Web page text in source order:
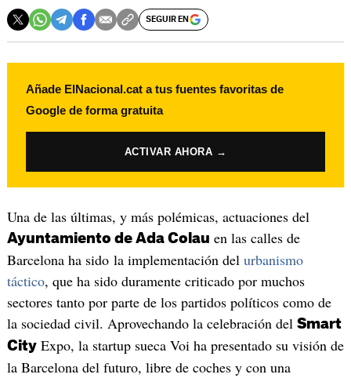
SEGUIR EN
Añade ElNacional.cat a tus fuentes favoritas de
Google de forma gratuita
ACTIVAR AHORA →
Una de las últimas, y más polémicas, actuaciones del
Ayuntamiento de Ada Colau en las calles de
Barcelona ha sido la implementación del urbanismo
táctico, que ha sido duramente criticado por muchos
sectores tanto por parte de los partidos políticos como de
la sociedad civil. Aprovechando la celebración del Smart
CityExpo, la startup sueca Voi ha presentado su visión de
la Barcelona del futuro, libre de coches y con una